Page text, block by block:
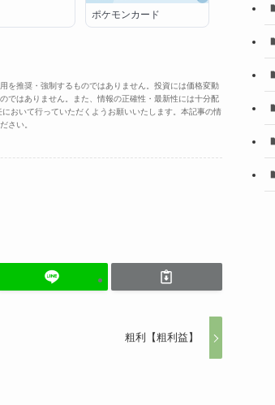
ポケモンカード
を推奨・強制するものではありません。投資には価格変動
ではありません。また、情報の正確性・最新性には十分配
おいて行っていただくようお願いいたします。本記事の情
さい。
粗利【粗利益】